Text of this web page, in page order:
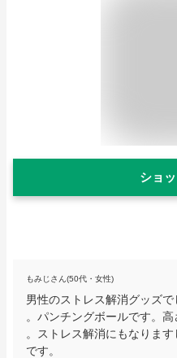
ショ
もみじさん(50代・女性)
男性のストレス解消グッズ
。パンチングボールです。
。ストレス解消にもなりま
です。